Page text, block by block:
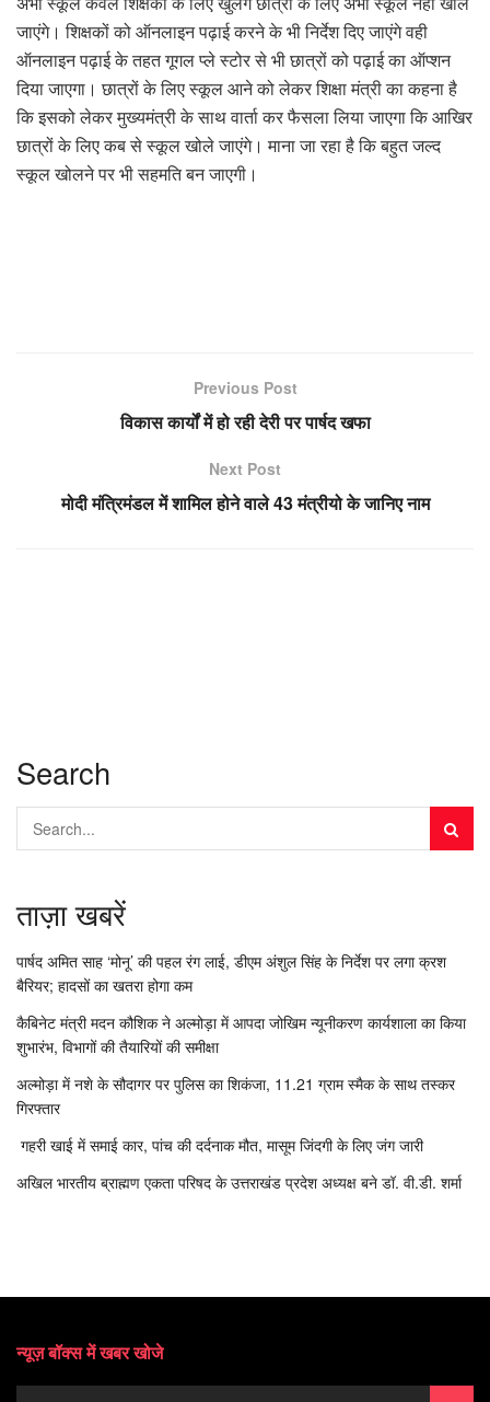
जाएंगे। शिक्षकों को ऑनलाइन पढ़ाई करने के भी निर्देश दिए जाएंगे वही
ऑनलाइन पढ़ाई के तहत गूगल प्ले स्टोर से भी छात्रों को पढ़ाई का ऑप्शन
दिया जाएगा। छात्रों के लिए स्कूल आने को लेकर शिक्षा मंत्री का कहना है
कि इसको लेकर मुख्यमंत्री के साथ वार्ता कर फैसला लिया जाएगा कि आखिर
छात्रों के लिए कब से स्कूल खोले जाएंगे। माना जा रहा है कि बहुत जल्द
स्कूल खोलने पर भी सहमति बन जाएगी।
Previous Post
विकास कार्यों में हो रही देरी पर पार्षद खफा
Next Post
मोदी मंत्रिमंडल में शामिल होने वाले 43 मंत्रीयो के जानिए नाम
Search
ताज़ा खबरें
पार्षद अमित साह ‘मोनू’ की पहल रंग लाई, डीएम अंशुल सिंह के निर्देश पर लगा क्रश
बैरियर; हादसों का खतरा होगा कम
कैबिनेट मंत्री मदन कौशिक ने अल्मोड़ा में आपदा जोखिम न्यूनीकरण कार्यशाला का किया
शुभारंभ, विभागों की तैयारियों की समीक्षा
अल्मोड़ा में नशे के सौदागर पर पुलिस का शिकंजा, 11.21 ग्राम स्मैक के साथ तस्कर
गिरफ्तार
गहरी खाई में समाई कार, पांच की दर्दनाक मौत, मासूम जिंदगी के लिए जंग जारी
अखिल भारतीय ब्राह्मण एकता परिषद के उत्तराखंड प्रदेश अध्यक्ष बने डॉ. वी.डी. शर्मा
न्यूज़ बॉक्स में खबर खोजे